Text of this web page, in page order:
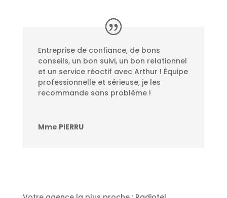
Entreprise de confiance, de bons
conseils, un bon suivi, un bon relationnel
et un service réactif avec Arthur ! Équipe
professionnelle et sérieuse, je les
recommande sans problème !
Mme PIERRU